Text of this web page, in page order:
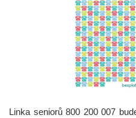
Linka seniorů 800 200 007